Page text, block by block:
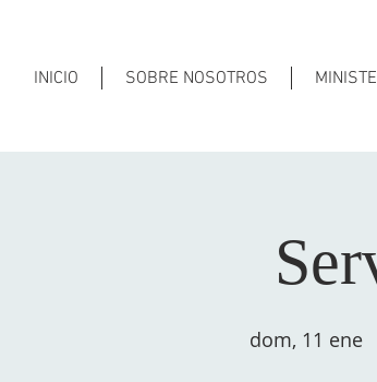
INICIO SOBRE NOSOTROS
dom, 11 ene